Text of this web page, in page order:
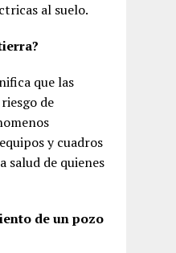
al suelo.
que las
de
y cuadros
salud de quienes
de un pozo